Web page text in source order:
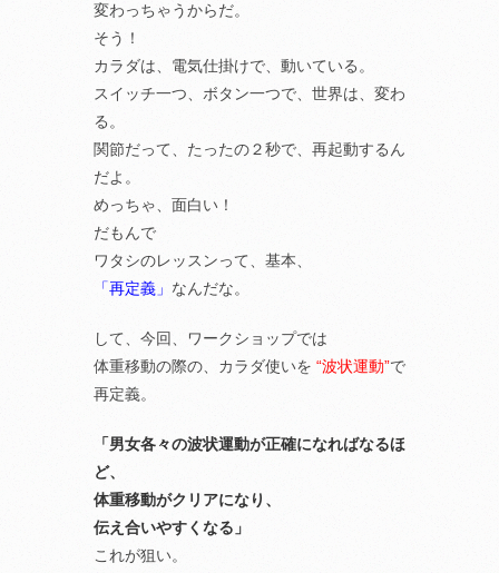
変わっちゃうからだ。
そう！
カラダは、電気仕掛けで、動いている。
スイッチ一つ、ボタン一つで、世界は、変わ
る。
関節だって、たったの２秒で、再起動するん
だよ。
めっちゃ、面白い！
だもんで
ワタシのレッスンって、基本、
「再定義」 なんだな。
して、今回、ワークショップでは
体重移動の際の、カラダ使いを “波状運動”で
再定義。
「男女各々の波状運動が正確になればなるほ
ど、
体重移動がクリアになり、
伝え合いやすくなる」
これが狙い。